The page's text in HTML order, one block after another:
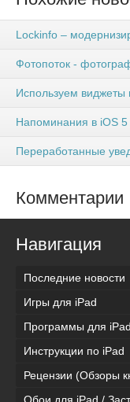
Lockinfo –
Фотопоток -
Используем виджеты
Напоминания в iOS 5
Переработанные
Комментарии
Навигация
Последние новости
Игры для iPad
Программы для iPad
Инструкции по iPad
Рецензии (Обзоры
Обои для iPad /